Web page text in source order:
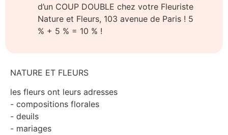
d’un COUP DOUBLE chez votre Fleuriste
Nature et Fleurs, 103 avenue de Paris ! 5
% + 5 % = 10 % !
NATURE ET FLEURS
les fleurs ont leurs adresses
- compositions florales
- deuils
- mariages